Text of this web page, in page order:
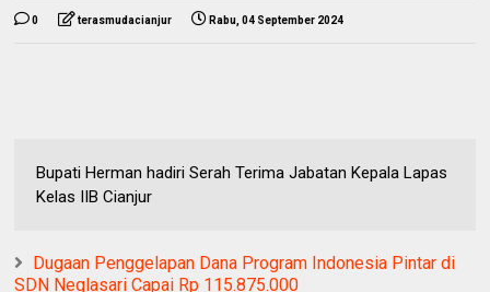
0 terasmudacianjur Rabu, 04 September 2024
Bupati Herman hadiri Serah Terima Jabatan Kepala Lapas
Kelas IIB Cianjur
Dugaan Penggelapan Dana Program Indonesia Pintar di
SDN Neglasari Capai Rp 115.875.000